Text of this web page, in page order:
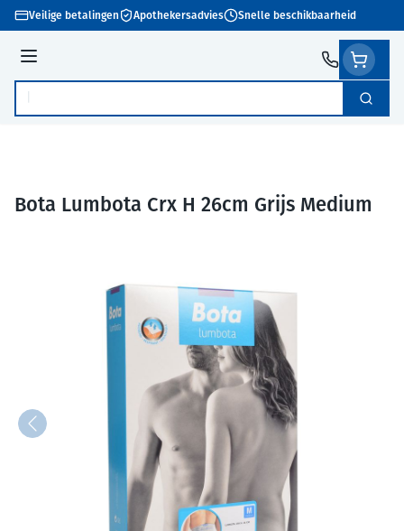
Ga naar de inhoud
Veilige betalingen Apothekersadvies Snelle beschikbaarheid
Menu
Product, merk, categorie... Zoek
Bota Lumbota Crx H 26cm Grijs Medium